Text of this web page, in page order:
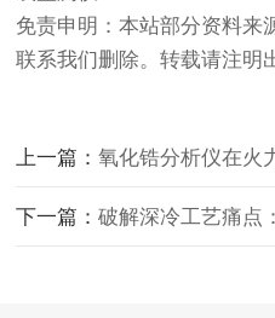
免责申明：本站部分资料来
联系我们删除。转载请注明
上一篇：氧化锆分析仪在火力
下一篇：破解深冷工艺痛点：露